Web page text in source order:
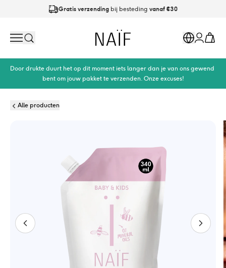
Gratis verzending bij besteding vanaf €30
Search Naïf Markets
Account
Cart
Door drukte duurt het op dit moment iets langer dan je van ons gewend
bent om jouw pakket te verzenden. Onze excuses!
Alle producten